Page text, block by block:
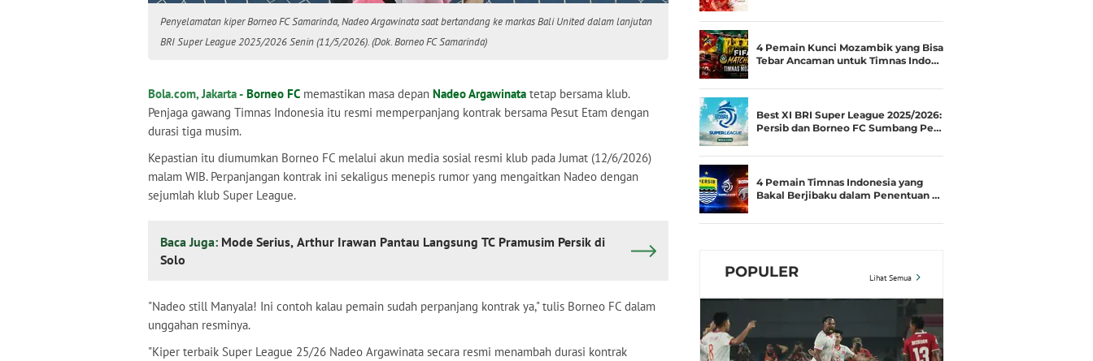
Penyelamatan kiper Borneo FC Samarinda, Nadeo Argawinata saat bertandang ke markas Bali United dalam lanjutan
BRI Super League 2025/2026 Senin (11/5/2026). (Dok. Borneo FC Samarinda)
Bola.com, Jakarta - Borneo FC memastikan masa depan Nadeo Argawinata tetap bersama klub.
Penjaga gawang Timnas Indonesia itu resmi memperpanjang kontrak bersama Pesut Etam dengan
durasi tiga musim.
Kepastian itu diumumkan Borneo FC melalui akun media sosial resmi klub pada Jumat (12/6/2026)
malam WIB. Perpanjangan kontrak ini sekaligus menepis rumor yang mengaitkan Nadeo dengan
sejumlah klub Super League.
Baca Juga: Mode Serius, Arthur Irawan Pantau Langsung TC Pramusim Persik di
Solo
"Nadeo still Manyala! Ini contoh kalau pemain sudah perpanjang kontrak ya," tulis Borneo FC dalam
unggahan resminya.
"Kiper terbaik Super League 25/26 Nadeo Argawinata secara resmi menambah durasi kontrak
4 Pemain Kunci Mozambik yang Bisa
Tebar Ancaman untuk Timnas Indo…
Best XI BRI Super League 2025/2026:
Persib dan Borneo FC Sumbang Pe…
4 Pemain Timnas Indonesia yang
Bakal Berjibaku dalam Penentuan …
POPULER Lihat Semua